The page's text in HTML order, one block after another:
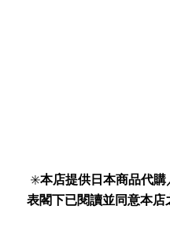
✳️本店提供日本商品代
表閣下已閱讀並同意本店